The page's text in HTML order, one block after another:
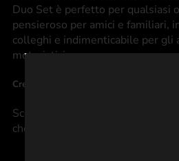
Duo Set è perfetto per qualsiasi
pensieroso per amici e familiari,
colleghi e indimenticabile per gli
motoristici.
Crea il tuo duo perfetto
Scegli due vini a piacere e crea
che sia lussuoso, significativo e